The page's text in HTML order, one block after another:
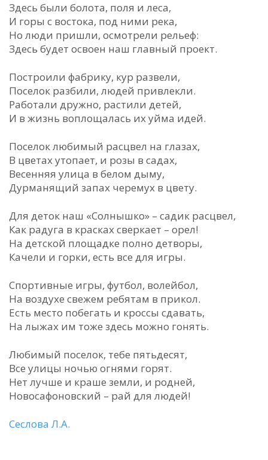
Здесь были болота, поля и леса,
И горы с востока, под ними река,
Но люди пришли, осмотрели рельеф:
Здесь будет освоен наш главный проект.
Построили фабрику, кур развели,
Поселок разбили, людей привлекли.
Работали дружно, растили детей,
И в жизнь воплощалась их уйма идей.
Поселок любимый расцвел на глазах,
В цветах утопает, и розы в садах,
Весенняя улица в белом дыму,
Дурманящий запах черемух в цвету.
Для деток наш «Солнышко» – садик расцвел,
Как радуга в красках сверкает – орел!
На детской площадке полно детворы,
Качели и горки, есть все для игры.
Спортивные игры, футбол, волейбол,
На воздухе свежем ребятам в прикол.
Есть место побегать и кроссы сдавать,
На лыжах им тоже здесь можно гонять.
Любимый поселок, тебе пятьдесят,
Все улицы ночью огнями горят.
Нет лучше и краше земли, и родней,
Новосафоновский – рай для людей!
Сеслова Л.А.